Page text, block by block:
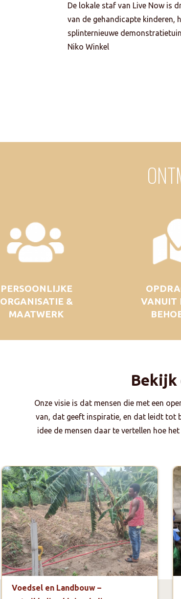
De lokale staf van Live Now is
van de gehandicapte kinderen,
splinternieuwe
Niko Winkel
PERSOONLIJKE
ORGANISATIE &
MAATWERK
VANUIT
Bekijk
Onze visie is dat mensen die met een
van, dat geeft inspiratie, en dat leidt tot
idee de mensen daar te vertellen hoe
Voedsel en Landbouw –